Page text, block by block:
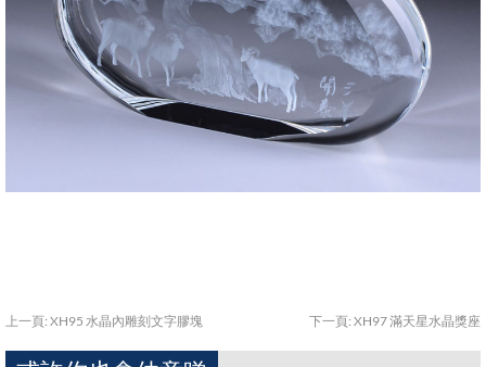
上一頁: XH95 水晶內雕刻文字膠塊 下一頁: XH97 滿天星水晶獎座